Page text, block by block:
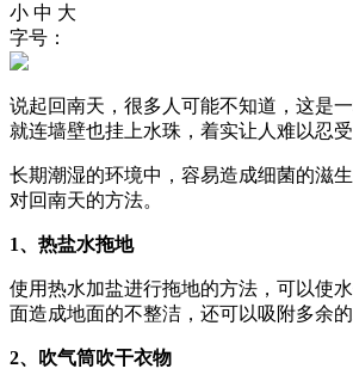
小 中 大
字号：
说起回南天，很多人可能不知道，这是
就连墙壁也挂上水珠，着实让人难以忍受
长期潮湿的环境中，容易造成细菌的滋
对回南天的方法。
1、热盐水拖地
使用热水加盐进行拖地的方法，可以使
面造成地面的不整洁，还可以吸附多余
2、吹气筒吹干衣物